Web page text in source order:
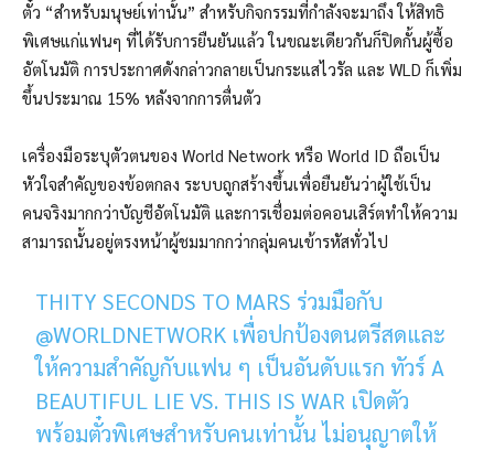
ตั๋ว “สำหรับมนุษย์เท่านั้น” สำหรับกิจกรรมที่กำลังจะมาถึง ให้สิทธิ
พิเศษแก่แฟนๆ ที่ได้รับการยืนยันแล้ว ในขณะเดียวกันก็ปิดกั้นผู้ซื้อ
อัตโนมัติ การประกาศดังกล่าวกลายเป็นกระแสไวรัล และ WLD ก็เพิ่ม
ขึ้นประมาณ 15% หลังจากการตื่นตัว
เครื่องมือระบุตัวตนของ World Network หรือ World ID ถือเป็น
หัวใจสำคัญของข้อตกลง ระบบถูกสร้างขึ้นเพื่อยืนยันว่าผู้ใช้เป็น
คนจริงมากกว่าบัญชีอัตโนมัติ และการเชื่อมต่อคอนเสิร์ตทำให้ความ
สามารถนั้นอยู่ตรงหน้าผู้ชมมากกว่ากลุ่มคนเข้ารหัสทั่วไป
THITY SECONDS TO MARS ร่วมมือกับ
@WORLDNETWORK เพื่อปกป้องดนตรีสดและ
ให้ความสำคัญกับแฟน ๆ เป็นอันดับแรก ทัวร์ A
BEAUTIFUL LIE VS. THIS IS WAR เปิดตัว
พร้อมตั๋วพิเศษสำหรับคนเท่านั้น ไม่อนุญาตให้